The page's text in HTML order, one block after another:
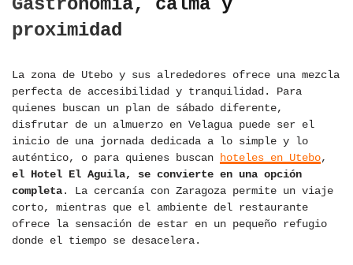
Gastronomía, calma y
proximidad
La zona de Utebo y sus alrededores ofrece una mezcla
perfecta de accesibilidad y tranquilidad. Para
quienes buscan un plan de sábado diferente,
disfrutar de un almuerzo en Velagua puede ser el
inicio de una jornada dedicada a lo simple y lo
auténtico, o para quienes buscan hoteles en Utebo,
el Hotel El Aguila, se convierte en una opción
completa. La cercanía con Zaragoza permite un viaje
corto, mientras que el ambiente del restaurante
ofrece la sensación de estar en un pequeño refugio
donde el tiempo se desacelera.